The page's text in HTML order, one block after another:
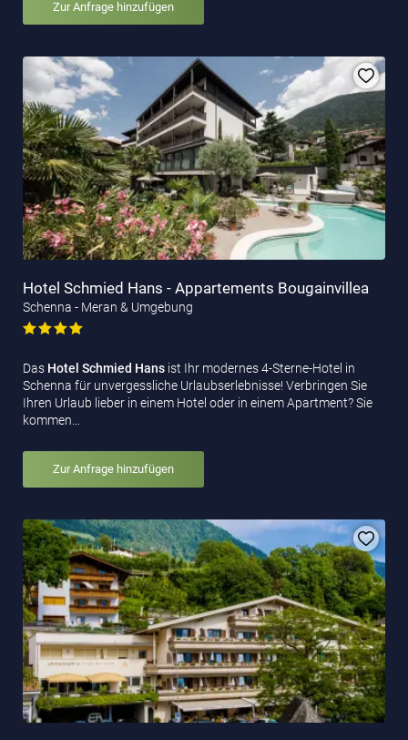
Zur Anfrage hinzufügen
Hotel Schmied Hans - Appartements Bougainvillea
Schenna - Meran & Umgebung
Das Hotel Schmied Hans ist Ihr modernes 4-Sterne-Hotel in
Schenna für unvergessliche Urlaubserlebnisse! Verbringen Sie
Ihren Urlaub lieber in einem Hotel oder in einem Apartment? Sie
kommen…
Zur Anfrage hinzufügen